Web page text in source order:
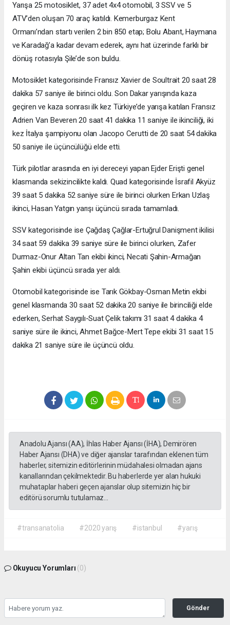
Yarışa 25 motosiklet, 37 adet 4x4 otomobil, 3 SSV ve 5
ATV’den oluşan 70 araç katıldı. Kemerburgaz Kent
Ormanı’ndan startı verilen 2 bin 850 etap; Bolu Abant, Haymana
ve Karadağ’a kadar devam ederek, aynı hat üzerinde farklı bir
dönüş rotasıyla Şile’de son buldu.
Motosiklet kategorisinde Fransız Xavier de Soultrait 20 saat 28
dakika 57 saniye ile birinci oldu. Son Dakar yarışında kaza
geçiren ve kaza sonrası ilk kez Türkiye’de yarışa katılan Fransız
Adrien Van Beveren 20 saat 41 dakika 11 saniye ile ikinciliği, iki
kez İtalya şampiyonu olan Jacopo Cerutti de 20 saat 54 dakika
50 saniye ile üçüncülüğü elde etti.
Türk pilotlar arasında en iyi dereceyi yapan Ejder Erişti genel
klasmanda sekizincilikte kaldı. Quad kategorisinde İsrafil Akyüz
39 saat 5 dakika 52 saniye süre ile birinci olurken Erkan Uzlaş
ikinci, Hasan Yatgın yarışı üçüncü sırada tamamladı.
SSV kategorisinde ise Çağdaş Çağlar-Ertuğrul Danişment ikilisi
34 saat 59 dakika 39 saniye süre ile birinci olurken, Zafer
Durmaz-Onur Altan Tan ekibi ikinci, Necati Şahin-Armağan
Şahin ekibi üçüncü sırada yer aldı.
Otomobil kategorisinde ise Tarık Gökbay-Osman Metin ekibi
genel klasmanda 30 saat 52 dakika 20 saniye ile birinciliği elde
ederken, Serhat Saygılı-Suat Çelik takımı 31 saat 4 dakika 4
saniye süre ile ikinci, Ahmet Bağce-Mert Tepe ekibi 31 saat 15
dakika 21 saniye süre ile üçüncü oldu.
Anadolu Ajansı (AA), İhlas Haber Ajansı (İHA), Demirören
Haber Ajansı (DHA) ve diğer ajanslar tarafından eklenen tüm
haberler, sitemizin editörlerinin müdahalesi olmadan ajans
kanallarından çekilmektedir. Bu haberlerde yer alan hukuki
muhataplar haberi geçen ajanslar olup sitemizin hiç bir
editörü sorumlu tutulamaz...
#transanatolia #2020 yarış #istanbul #yarış
Okuyucu Yorumları (0)
Gönder